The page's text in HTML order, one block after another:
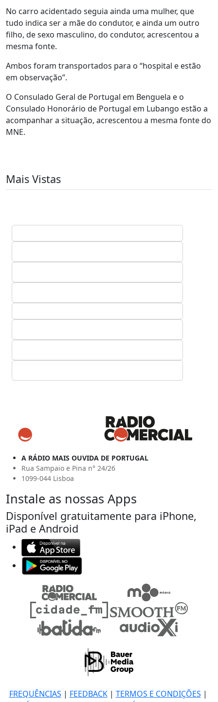
No carro acidentado seguia ainda uma mulher, que
tudo indica ser a mãe do condutor, e ainda um outro
filho, de sexo masculino, do condutor, acrescentou a
mesma fonte.
Ambos foram transportados para o “hospital e estão
em observação”.
O Consulado Geral de Portugal em Benguela e o
Consulado Honorário de Portugal em Lubango estão a
acompanhar a situação, acrescentou a mesma fonte do
MNE.
Mais Vistas
A RÁDIO MAIS OUVIDA DE PORTUGAL
Rua Sampaio e Pina n° 24/26
1099-044 Lisboa
Instale as nossas Apps
Disponível gratuitamente para iPhone,
iPad e Android
FREQUÊNCIAS | FEEDBACK| TERMOS E CONDIÇÕES |